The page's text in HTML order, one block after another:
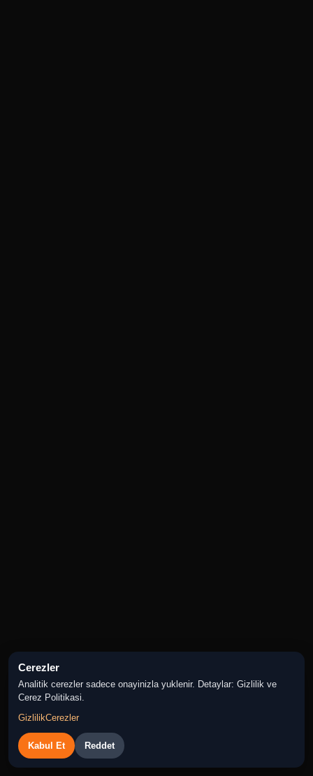
Cerezler
Analitik cerezler sadece onayinizla yuklenir. Detaylar: Gizlilik ve
Cerez Politikasi.
GizlilikCerezler
Kabul Et Reddet